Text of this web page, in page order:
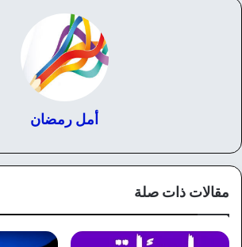
أمل رمضان
مقالات ذات صلة